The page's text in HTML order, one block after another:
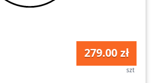
279.00 zł
szt